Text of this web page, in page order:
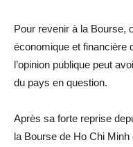
Pour revenir à la Bourse,
économique et financière
l’opinion publique peut
du pays en question.
Après sa forte reprise
la Bourse de Ho Chi